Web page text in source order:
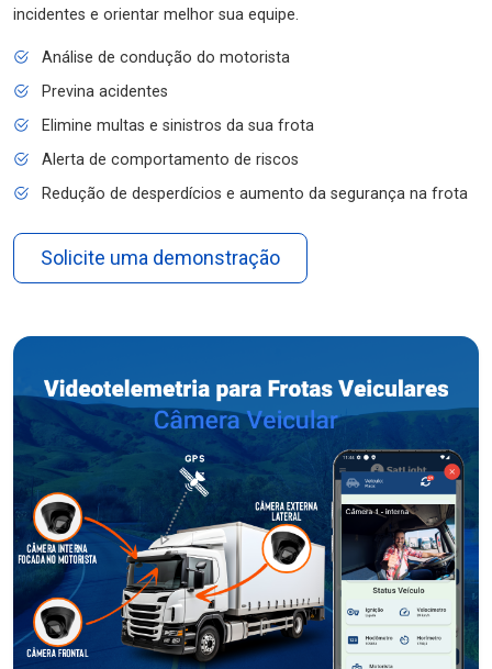
incidentes e orientar melhor sua equipe.
Análise de condução do motorista
Previna acidentes
Elimine multas e sinistros da sua frota
Alerta de comportamento de riscos
Redução de desperdícios e aumento da segurança na frota
Solicite uma demonstração